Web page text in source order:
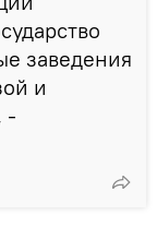
заведения
и
-